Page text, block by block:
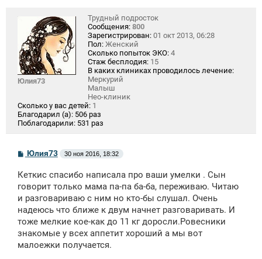
Юлия73
Трудный подросток
Сообщения: 800
Зарегистрирован: 01 окт 2013, 06:28
Пол: Женский
Сколько попыток ЭКО: 4
Стаж бесплодия: 15
В каких клиниках проводилось лечение:
Меркурий
Малыш
Нео-клиник
Сколько у вас детей: 1
Благодарил (а): 506 раз
Поблагодарили: 531 раз
С
о
б
щ
н
и
Юлия73 30 ноя 2016, 18:32
Кеткис спасибо написала про ваши умелки . Сын
говорит только мама па-па ба-ба, переживаю. Читаю
и разговариваю с ним но кто-бы слушал. Очень
надеюсь что ближе к двум начнет разговаривать. И
тоже мелкие кое-как до 11 кг доросли.Ровесники
знакомые у всех аппетит хороший а мы вот
малоежки получается.